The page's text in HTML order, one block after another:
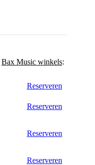
Bax Music winkels:
Reserveren
Reserveren
Reserveren
Reserveren